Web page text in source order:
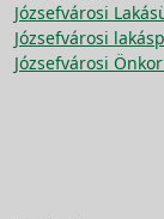
Józsefvárosi
Józsefvárosi
Józsefvárosi